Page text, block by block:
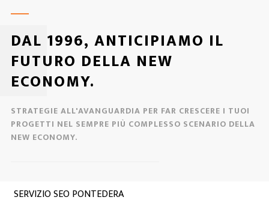
DAL 1996, ANTICIPIAMO IL
FUTURO DELLA NEW
ECONOMY.
STRATEGIE ALL'AVANGUARDIA PER FAR CRESCERE I TUOI
PROGETTI NEL SEMPRE PIÙ COMPLESSO SCENARIO DELLA
NEW ECONOMY.
SERVIZIO SEO PONTEDERA